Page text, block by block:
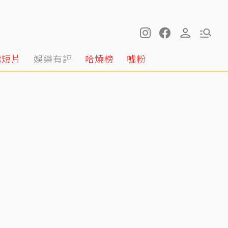
片 娛樂有評 哈燒榜 噓粉